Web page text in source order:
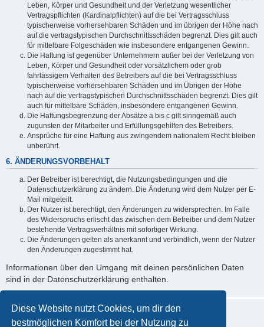
Diese Website nutzt Cookies, um dir den
bestmöglichen Komfort bei der Nutzung zu
Leben, Körper und Gesundheit und der Verletzung wesentlicher
Vertragspflichten (Kardinalpflichten) auf die bei Vertragsschluss
typischerweise vorhersehbaren Schäden und im übrigen der Höhe nach
auf die vertragstypischen Durchschnittsschäden begrenzt. Dies gilt auch
für mittelbare Folgeschäden wie insbesondere entgangenen Gewinn.
Die Haftung ist gegenüber Unternehmern außer bei der Verletzung von
Leben, Körper und Gesundheit oder vorsätzlichem oder grob
fahrlässigem Verhalten des Betreibers auf die bei Vertragsschluss
typischerweise vorhersehbaren Schäden und im Übrigen der Höhe
nach auf die vertragstypischen Durchschnittsschäden begrenzt. Dies gilt
auch für mittelbare Schäden, insbesondere entgangenen Gewinn.
Die Haftungsbegrenzung der Absätze a bis c gilt sinngemäß auch
zugunsten der Mitarbeiter und Erfüllungsgehilfen des Betreibers.
Ansprüche für eine Haftung aus zwingendem nationalem Recht bleiben
unberührt.
6. ÄNDERUNGSVORBEHALT
Der Betreiber ist berechtigt, die Nutzungsbedingungen und die
Datenschutzerklärung zu ändern. Die Änderung wird dem Nutzer per E-
Mail mitgeteilt.
Der Nutzer ist berechtigt, den Änderungen zu widersprechen. Im Falle
des Widerspruchs erlischt das zwischen dem Betreiber und dem Nutzer
bestehende Vertragsverhältnis mit sofortiger Wirkung.
Die Änderungen gelten als anerkannt und verbindlich, wenn der Nutzer
den Änderungen zugestimmt hat.
Informationen über den Umgang mit deinen persönlichen Daten
sind in der Datenschutzerklärung enthalten.